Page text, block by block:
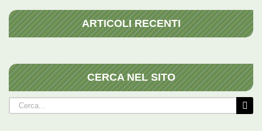
ARTICOLI RECENTI
CERCA NEL SITO
Cerca
per: